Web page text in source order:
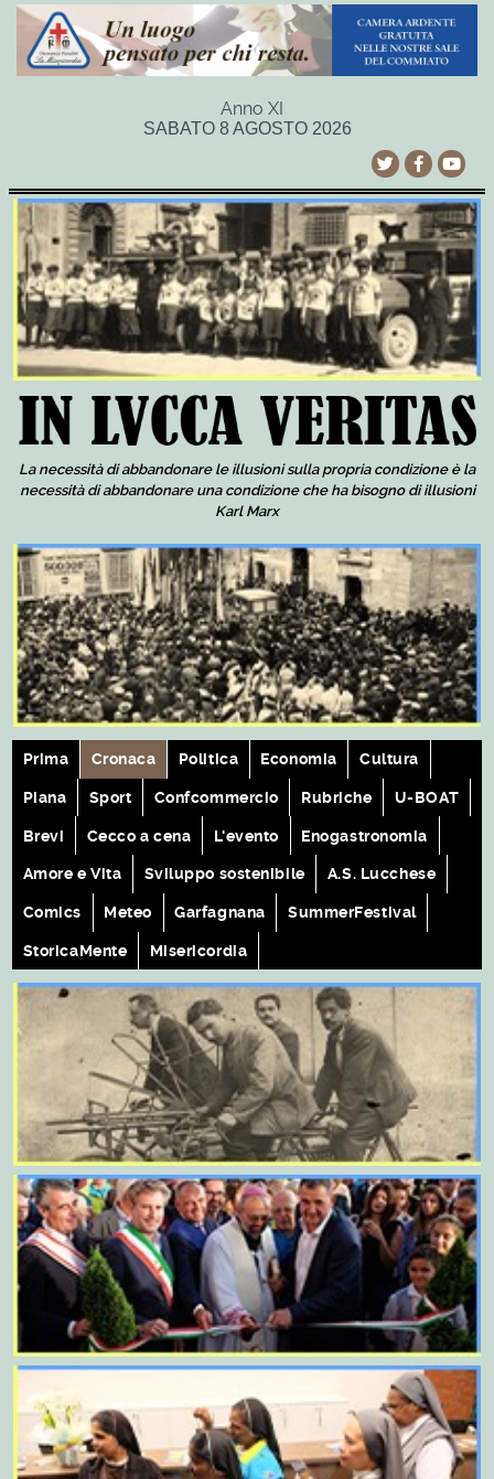
Anno XI
SABATO 8 AGOSTO 2026
La necessità di abbandonare le illusioni sulla propria condizione è la
necessità di abbandonare una condizione che ha bisogno di illusioni
Karl Marx
Prima Cronaca Politica Economia Cultura
Piana Sport Confcommercio Rubriche U-BOAT
Brevi Cecco a cena L'evento Enogastronomia
Amore e Vita Sviluppo sostenibile A.S. Lucchese
Comics Meteo Garfagnana SummerFestival
StoricaMente Misericordia